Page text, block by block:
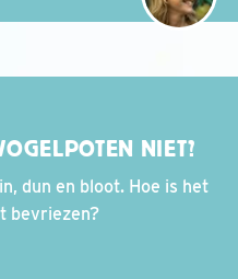
NIET?
dun en bloot. Hoe is het
bevriezen?